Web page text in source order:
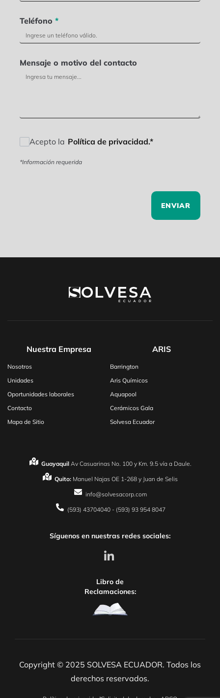
Teléfono*
Mensaje o motivo del contacto
Acepto la Política de privacidad.*
*Información requerida
ENVIAR
Guayaquil Av Casuarinas No. 100 y Km. 9.5 vía a Daule.
Quito: Manuel Najas OE 1-268 y Juan de Selis
info@solvesacorp.com
(593) 43704040 - (593) 93 954 8047
Nuestra Empresa
Nosotros
Unidades
Oportunidades laborales
Contacto
Mapa de Sitio
ARIS
Barrington
Aris Químicos
Aquapool
Cerámicos Gala
Solvesa Ecuador
Síguenos en nuestras redes sociales:
Libro de
Reclamaciones:
Copyright © 2025 SOLVESA ECUADOR. Todos los
derechos reservados.